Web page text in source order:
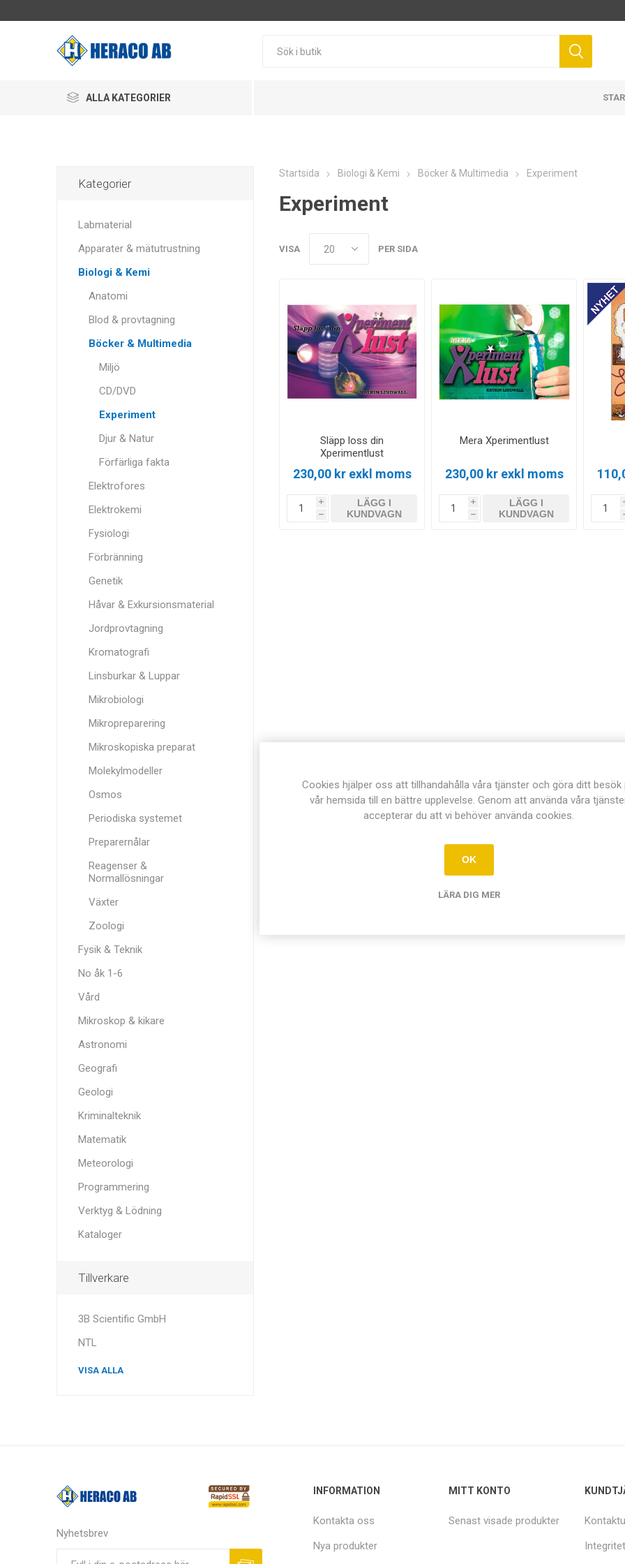
ALLA KATEGORIER
Startsida Biologi & Kemi Böcker & Multimedia Experiment
Experiment
VISA PER SIDA
Släpp loss din
Xperimentlust
230,00 kr exkl moms
i
h
LÄGG I
KUNDVAGN
Mera Xperimentlust
230,00 kr exkl moms
i
h
LÄGG I
KUNDVAGN
Kategorier
Labmaterial
Apparater & mätutrustning
Biologi & Kemi
Anatomi
Blod & provtagning
Böcker & Multimedia
Miljö
CD/DVD
Experiment
Djur & Natur
Förfärliga fakta
Elektrofores
Elektrokemi
Fysiologi
Förbränning
Genetik
Håvar & Exkursionsmaterial
Jordprovtagning
Kromatografi
Linsburkar & Luppar
Mikrobiologi
Mikropreparering
Mikroskopiska preparat
Molekylmodeller
Osmos
Periodiska systemet
Preparernålar
Reagenser &
Normallösningar
Växter
Zoologi
Fysik & Teknik
No åk 1-6
Vård
Mikroskop & kikare
Astronomi
Geografi
Geologi
Kriminalteknik
Matematik
Meteorologi
Programmering
Verktyg & Lödning
Kataloger
Tillverkare
3B Scientific GmbH
NTL
VISA ALLA
Nyhetsbrev
INFORMATION
Kontakta oss
Nya produkter
MITT KONTO
Senast visade produkter
Cookies hjälper oss att tillhandahålla våra tjänster och göra ditt besök
vår hemsida till en bättre upplevelse. Genom att använda våra
accepterar du att vi behöver använda cookies.
OK
LÄRA DIG MER